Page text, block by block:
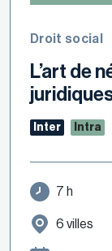
Droit social
L’art de
Inter Intra
7 h
6 villes